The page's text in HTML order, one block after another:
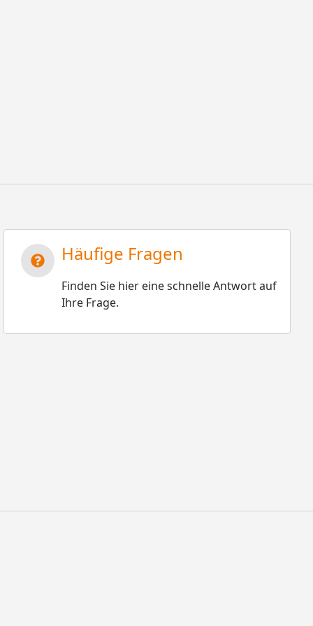
Häufige Fragen
Finden Sie hier eine schnelle Antwort auf
Ihre Frage.